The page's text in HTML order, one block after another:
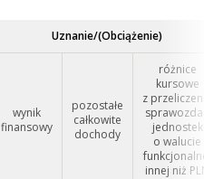
Uznanie/(Obciążenie)
wynik
finansowy
pozostałe
całkowite
dochody
różnice
kursowe
z
jednostek
o walucie
innej niż